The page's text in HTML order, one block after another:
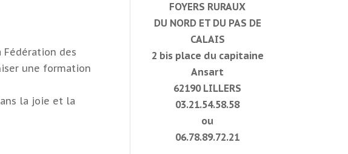
des
une formation
la joie et la
FOYERS RURAUX
DU NORD ET DU PAS DE
CALAIS
2 bis place du capitaine
Ansart
62190 LILLERS
03.21.54.58.58
ou
06.78.89.72.21